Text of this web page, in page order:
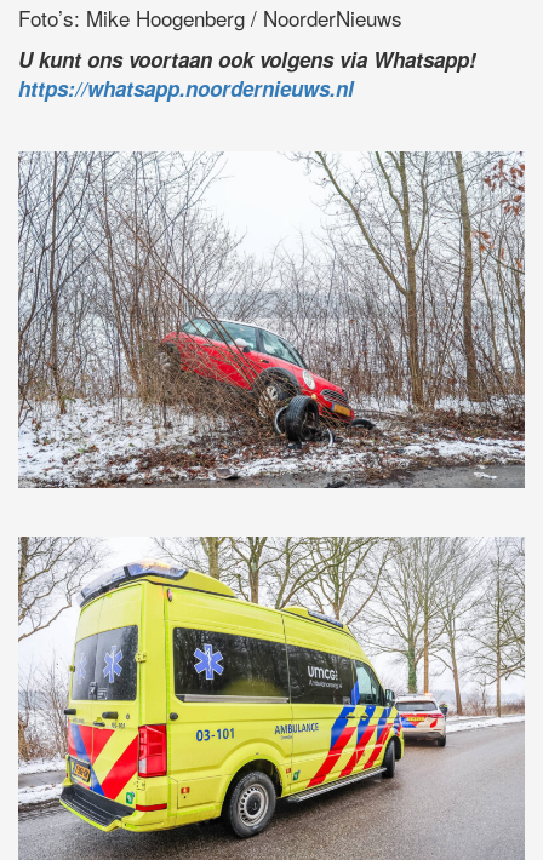
Foto’s: Mike Hoogenberg / NoorderNieuws
U kunt ons voortaan ook volgens via Whatsapp!
https://whatsapp.noordernieuws.nl